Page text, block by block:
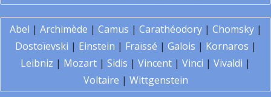
Abel | Archimède | Camus | Carathéodory| Chomsky|
Dostoïevski | Einstein | Fraïssé | Galois | Kornaros |
Leibniz | Mozart | Sidis | Vincent | Vinci | Vivaldi |
Voltaire | Wittgenstein